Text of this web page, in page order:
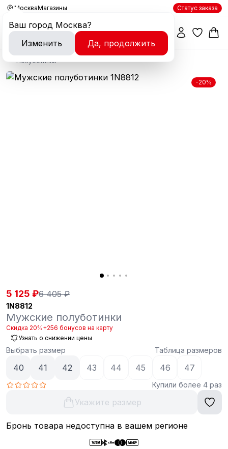
Москва
Ваш город Москва?
Изменить
Да, продолжить
Магазины Статус заказа
Полуботинки
-20%
5 125 ₽6 405 ₽
1N8812
Мужские полуботинки
Скидка 20%+256 бонусов на карту
Узнать о снижении цены
Выбрать размер Таблица размеров
40 41 42 43 44 45 46 47
Купили более 4 раз
Укажите размер
Бронь товара недоступна в вашем регионе